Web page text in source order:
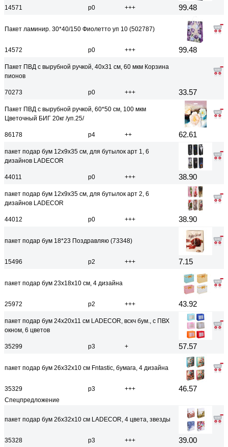
14571 р0 +++ 99.48
Пакет ламинир. 30*40/150 Фиолетто уп 10 (502787)
14572 р0 +++ 99.48
Пакет ПВД с вырубной ручкой, 40x31 см, 60 мкм Корзина
пионов
70273 р0 +++ 33.57
Пакет ПВД с вырубной ручкой, 60*50 см, 100 мкм
Цветочный БИГ 20кг /уп.25/
86178 р4 ++ 62.61
пакет подар бум 12x9x35 см, для бутылок арт 1, 6
дизайнов LADECOR
44011 р0 +++ 38.90
пакет подар бум 12x9x35 см, для бутылок арт 2, 6
дизайнов LADECOR
44012 р0 +++ 38.90
пакет подар бум 18*23 Поздравляю (73348)
15496 р2 +++ 7.15
пакет подар бум 23x18x10 см, 4 дизайна
25972 р2 +++ 43.92
пакет подар бум 24x20x11 см LADECOR, вскч бум., с ПВХ
окном, 6 цветов
35299 р3 + 57.57
пакет подар бум 26x32x10 см Fntastic, бумага, 4 дизайна
35329 р3 +++ 46.57
Спецпредложение
пакет подар бум 26x32x10 см LADECOR, 4 цвета, звезды
35328 р3 +++ 39.00